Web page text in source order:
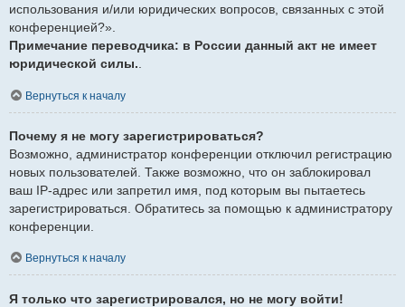
использования и/или юридических вопросов, связанных с этой
конференцией?».
Примечание переводчика: в России данный акт не имеет
юридической силы..
Вернуться к началу
Почему я не могу зарегистрироваться?
Возможно, администратор конференции отключил регистрацию
новых пользователей. Также возможно, что он заблокировал
ваш IP-адрес или запретил имя, под которым вы пытаетесь
зарегистрироваться. Обратитесь за помощью к администратору
конференции.
Вернуться к началу
Я только что зарегистрировался, но не могу войти!